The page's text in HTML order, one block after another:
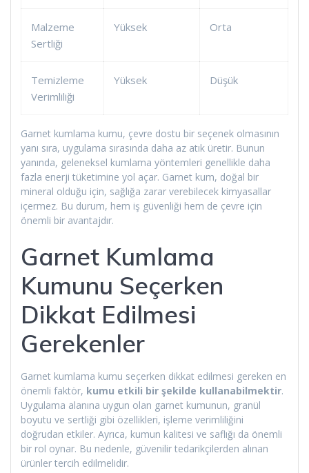
Malzeme
Sertliği
Yüksek Orta
Temizleme
Verimliliği
Yüksek Düşük
Garnet kumlama kumu, çevre dostu bir seçenek olmasının
yanı sıra, uygulama sırasında daha az atık üretir. Bunun
yanında, geleneksel kumlama yöntemleri genellikle daha
fazla enerji tüketimine yol açar. Garnet kum, doğal bir
mineral olduğu için, sağlığa zarar verebilecek kimyasallar
içermez. Bu durum, hem iş güvenliği hem de çevre için
önemli bir avantajdır.
Garnet Kumlama
Kumunu Seçerken
Dikkat Edilmesi
Gerekenler
Garnet kumlama kumu seçerken dikkat edilmesi gereken en
önemli faktör, kumu etkili bir şekilde kullanabilmektir.
Uygulama alanına uygun olan garnet kumunun, granül
boyutu ve sertliği gibi özellikleri, işleme verimliliğini
doğrudan etkiler. Ayrıca, kumun kalitesi ve saflığı da önemli
bir rol oynar. Bu nedenle, güvenilir tedarikçilerden alınan
ürünler tercih edilmelidir.